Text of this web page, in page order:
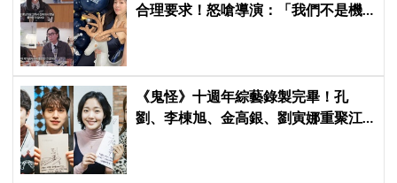
合理要求！怒嗆導演：「我們不是機
《鬼怪》十週年綜藝錄製完畢！孔
劉、李棟旭、金高銀、劉寅娜重聚江